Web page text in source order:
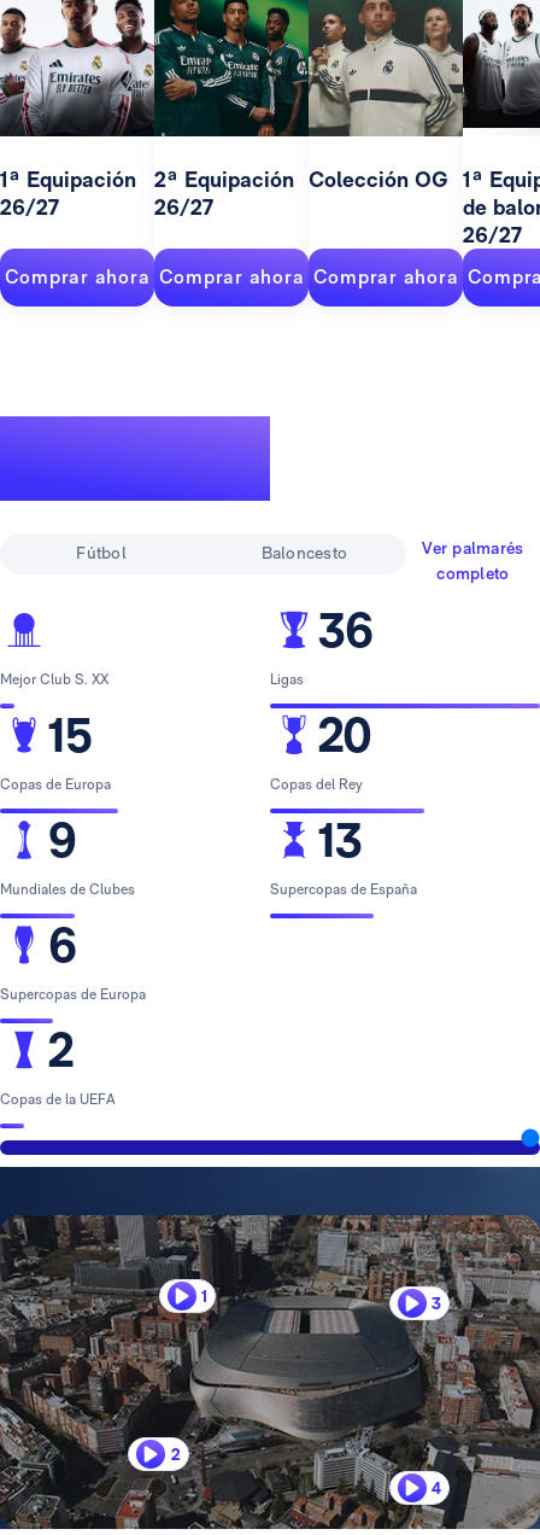
1ª Equipación
26/27
Comprar ahora
2ª Equipación
26/27
Comprar ahora
Colección OG
Comprar ahora
1ª
de
26/27
Fútbol Baloncesto
Ver palmarés
completo
Mejor Club S. XX
15
Copas de Europa
9
Mundiales de Clubes
6
Supercopas de Europa
2
Copas de la UEFA
36
Ligas
20
Copas del Rey
13
Supercopas de España
1
2
3
4